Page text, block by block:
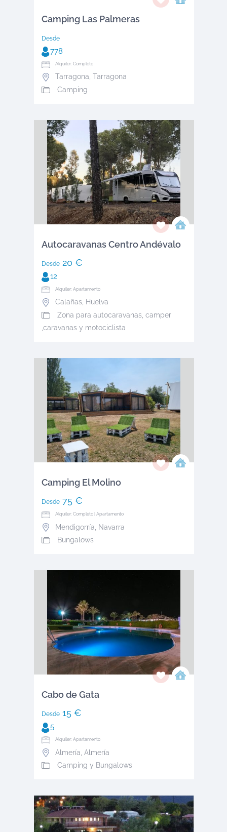
Camping Las Palmeras
Desde
778
Alquiler: Completo
Tarragona, Tarragona
Camping
Autocaravanas Centro Andévalo
Desde20 €
12
Alquiler: Apartamento
Calañas, Huelva
Zona para autocaravanas, camper
,caravanas y motociclista
Camping El Molino
Desde75 €
Alquiler: Completo | Apartamento
Mendigorría Navarra
Bungalows
Cabo de Gata
Desde15 €
5
Alquiler: Apartamento
Almería Almería
Camping y Bungalows